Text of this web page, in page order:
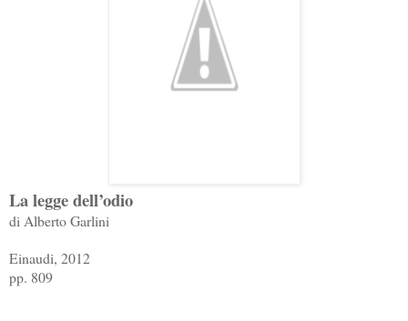
La legge dell’odio
di Alberto Garlini
Einaudi, 2012
pp. 809